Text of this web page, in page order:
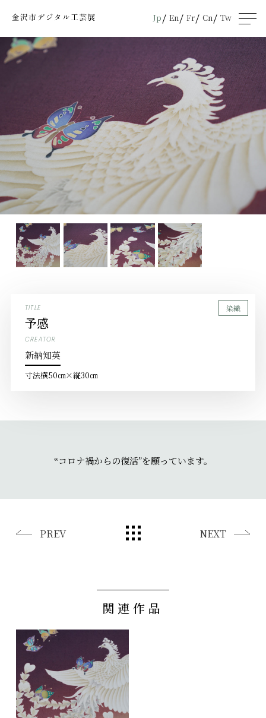
Jp En Fr Cn Tw
men
u
TITLE
予感
CREATOR
新納知英
寸法横50㎝×縦30㎝
染織
‟コロナ禍からの復活”を願っています。
PREV NEXT
関連作品